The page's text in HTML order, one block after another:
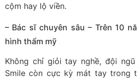
cộm hay lộ viền.
– Bác sĩ chuyên sâu – Trên 10
hình thẩm mỹ
Không chỉ giỏi tay nghề, đội
Smile còn cực kỳ mát tay trong